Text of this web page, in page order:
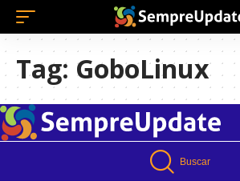
Tag: GoboLinux
Buscar